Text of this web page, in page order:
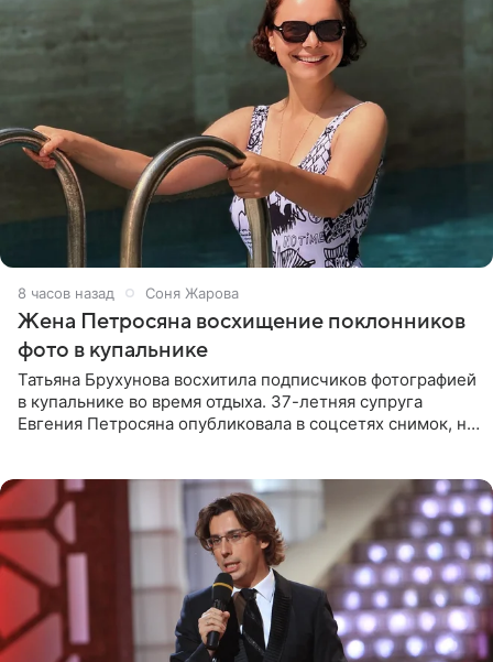
8 часов назад Соня Жарова
Жена Петросяна восхищение поклонников
фото в купальнике
Татьяна Брухунова восхитила подписчиков фотографией
в купальнике во время отдыха. 37-летняя супруга
Евгения Петросяна опубликовала в соцсетях снимок, на